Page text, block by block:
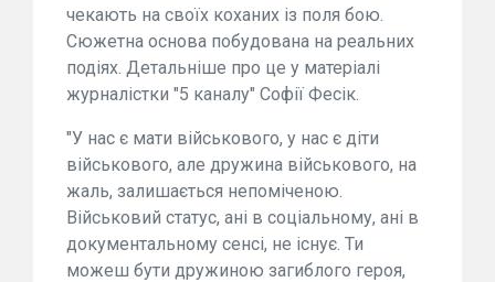
чекають на своїх коханих із поля бою.
Сюжетна основа побудована на реальних
подіях. Детальніше про це у матеріалі
журналістки "5 каналу" Софії Фесік.
"У нас є мати військового, у нас є діти
військового, але дружина військового, на
жаль, залишається непоміченою.
Військовий статус, ані в соціальному, ані в
документальному сенсі, не існує. Ти
можеш бути дружиною загиблого героя,